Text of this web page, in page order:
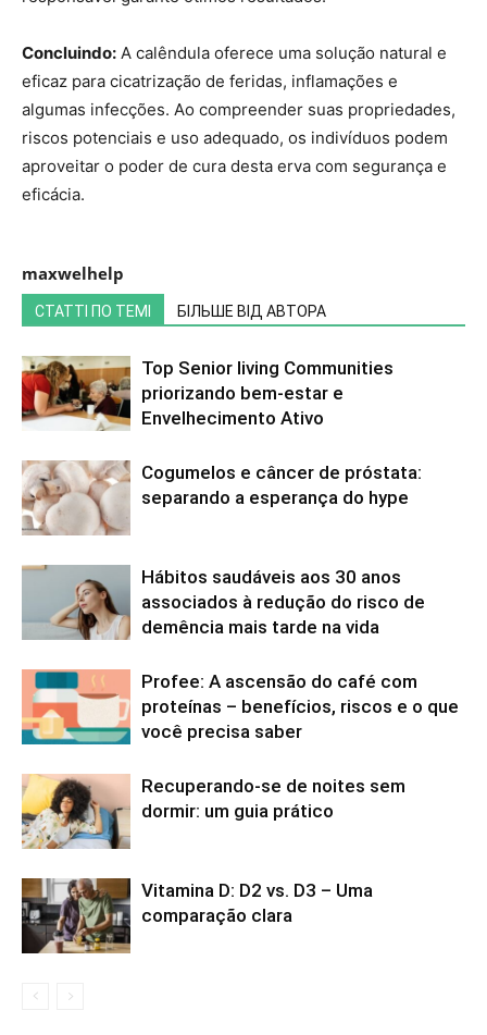
Concluindo: A calêndula oferece uma solução natural e
eficaz para cicatrização de feridas, inflamações e
algumas infecções. Ao compreender suas propriedades,
riscos potenciais e uso adequado, os indivíduos podem
aproveitar o poder de cura desta erva com segurança e
eficácia.
maxwelhelp
СТАТТІ ПО ТЕМІ БІЛЬШЕ ВІД АВТОРА
Top Senior living Communities
priorizando bem-estar e
Envelhecimento Ativo
Cogumelos e câncer de próstata:
separando a esperança do hype
Hábitos saudáveis aos 30 anos
associados à redução do risco de
demência mais tarde na vida
Profee: A ascensão do café com
proteínas – benefícios, riscos e o que
você precisa saber
Recuperando-se de noites sem
dormir: um guia prático
Vitamina D: D2 vs. D3 – Uma
comparação clara